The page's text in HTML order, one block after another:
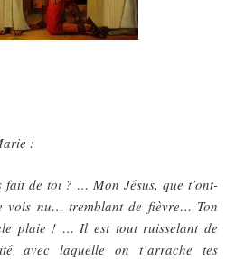
:
fait de toi ? … Mon Jésus, que t’ont-
nu… tremblant de fièvre… Ton
plaie ! … Il est tout ruisselant de
avec laquelle on t’arrache tes